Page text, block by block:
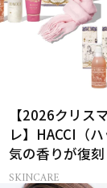
【2026クリス
レ】HACCI（
気の香りが復
コフレが楽しい
SKINCARE